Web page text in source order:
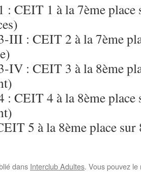
: CEIT 1 à la 7ème
III : CEIT 2 à la 7ème
IV : CEIT 3 à la 8ème
: CEIT 4 à la 8ème place
5 à la 8ème place sur
dans Interclub Adultes. Vous pouvez